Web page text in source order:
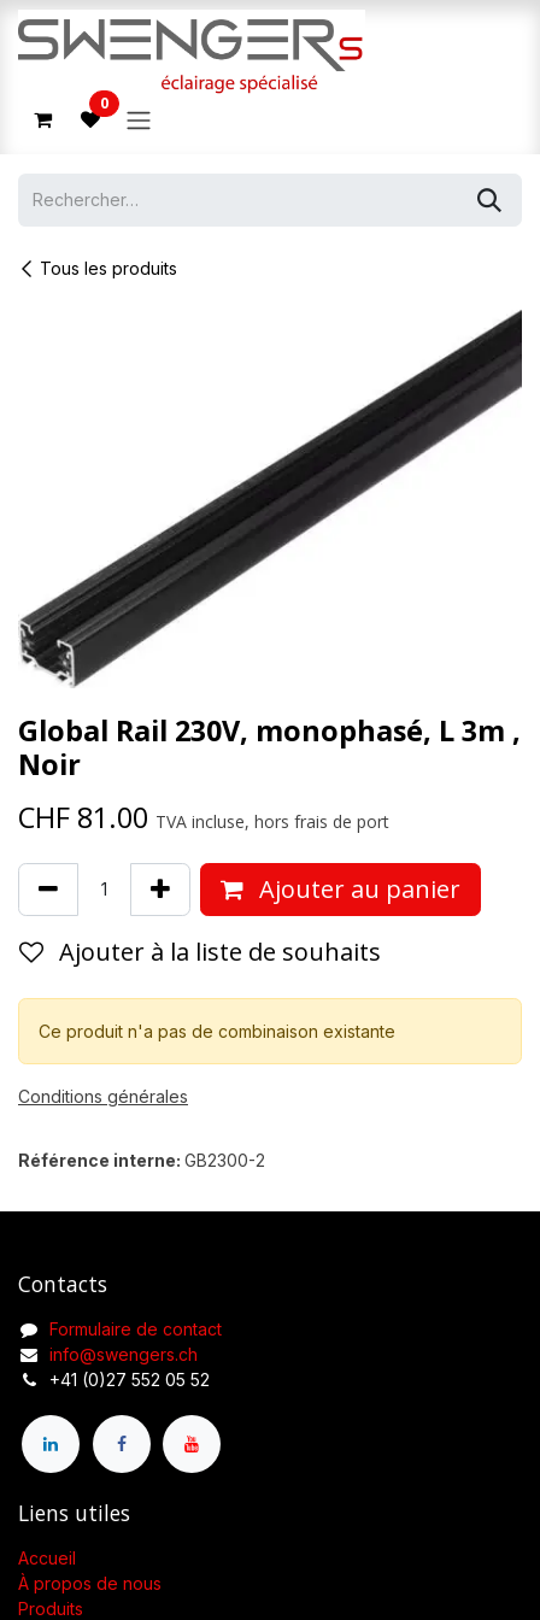
Se rendre au contenu
0
Tous les produits
Global Rail 230V, monophasé, L 3m ,
Noir
CHF 81.00 TVA incluse, hors frais de port
Ajouter au panier
Ajouter à la liste de souhaits
Ce produit n'a pas de combinaison existante
Conditions générales
Référence interne: GB2300-2
Contacts
Formulaire de contact
info@swengers.ch
+41 (0)27 552 05 52
Liens utiles
Accueil
À propos de nous
Produits